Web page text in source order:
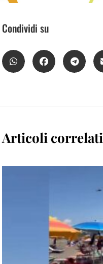
Condividi su
Articoli correlati